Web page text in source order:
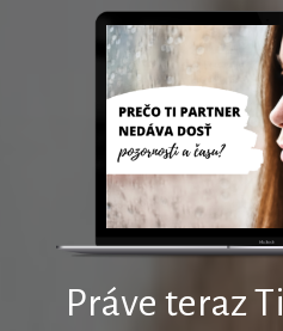
Práve teraz Ti